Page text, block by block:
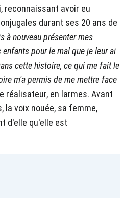
reconnaissant avoir eu
durant ses 20 ans de
à nouveau présenter mes
pour le mal que je leur ai
cette histoire, ce qui me fait le
m'a permis de me mettre face
réalisateur, en larmes. Avant
la voix nouée, sa femme,
d'elle qu'elle est